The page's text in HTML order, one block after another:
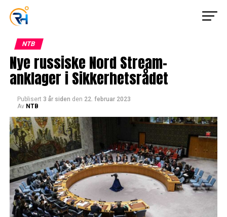
NTB
Nye russiske Nord Stream-
anklager i Sikkerhetsrådet
Publisert 3 år siden den 22. februar 2023
Av NTB